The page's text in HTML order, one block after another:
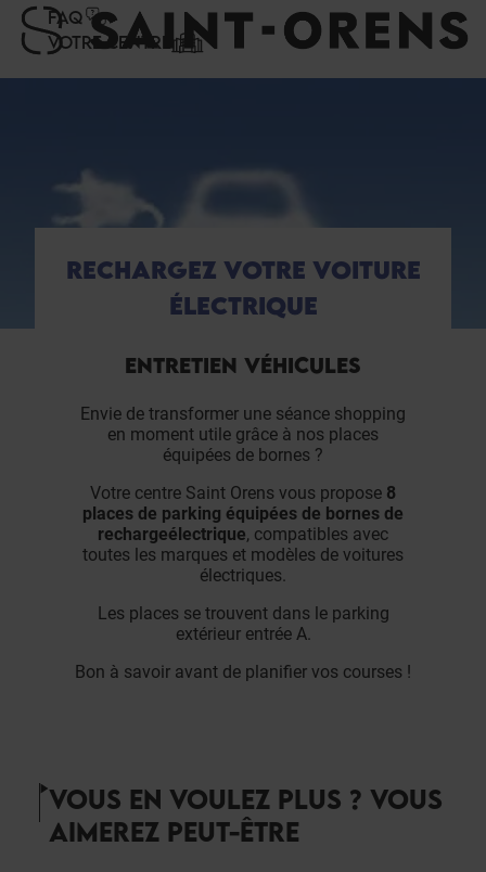
FAQ
VOTRE CENTRE
RECHARGEZ VOTRE VOITURE
ÉLECTRIQUE
ENTRETIEN VÉHICULES
Envie de transformer une séance shopping
en moment utile grâce à nos places
équipées de bornes ?
Votre centre Saint Orens vous propose 8
places de parking équipées de bornes de
rechargeélectrique, compatibles avec
toutes les marques et modèles de voitures
électriques.
Les places se trouvent dans le parking
extérieur entrée A.
Bon à savoir avant de planifier vos courses !
VOUS EN VOULEZ PLUS ? VOUS
AIMEREZ PEUT-ÊTRE
Panneau de gestion des cookies